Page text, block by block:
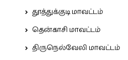
தூத்துக்குடி மாவட்டம்
தென்காசி மாவட்டம்
திருநெல்வேலி மாவட்டம்